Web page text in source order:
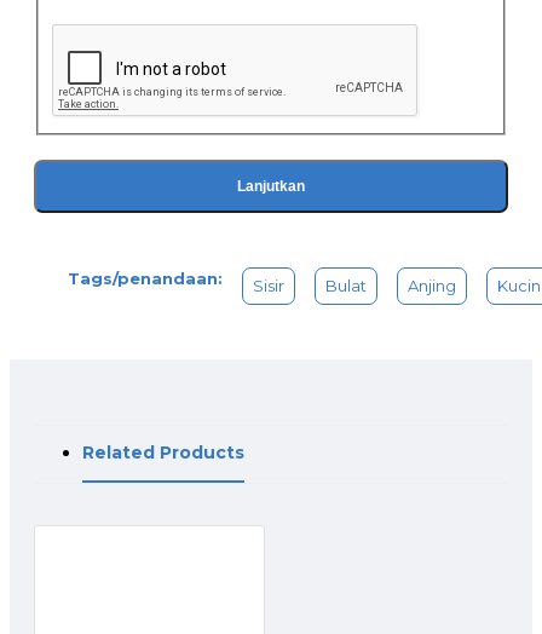
Lanjutkan
Tags/penandaan: Sisir Bulat Anjing
Related Products